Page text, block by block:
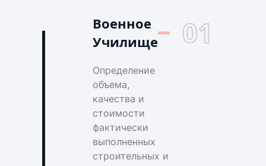
Военное
Училище
01
Определение
объема,
качества и
стоимости
фактически
выполненных
строительных и